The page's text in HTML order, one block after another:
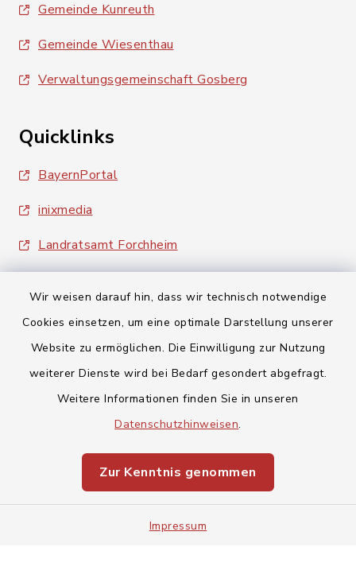
Wir weisen darauf hin, dass wir technisch notwendige
Cookies einsetzen, um eine optimale Darstellung unserer
Website zu ermöglichen. Die Einwilligung zur Nutzung
weiterer Dienste wird bei Bedarf gesondert abgefragt.
Weitere Informationen finden Sie in unseren
Datenschutzhinweisen.
Zur Kenntnis genommen
Impressum
Gemeinde Kunreuth
Gemeinde Wiesenthau
Verwaltungsgemeinschaft Gosberg
Quicklinks
BayernPortal
inixmedia
Landratsamt Forchheim
Barrierefreiheit
Impressum
Sitemap